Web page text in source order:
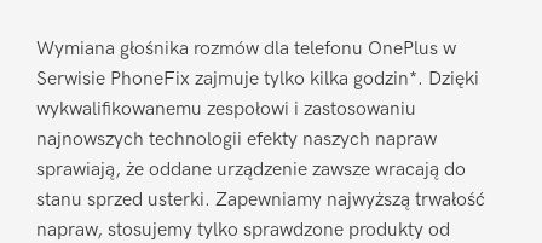
Wymiana głośnika rozmów dla telefonu OnePlus w
Serwisie PhoneFix zajmuje tylko kilka godzin*. Dzięki
wykwalifikowanemu zespołowi i zastosowaniu
najnowszych technologii efekty naszych napraw
sprawiają, że oddane urządzenie zawsze wracają do
stanu sprzed usterki. Zapewniamy najwyższą trwałość
napraw, stosujemy tylko sprawdzone produkty od